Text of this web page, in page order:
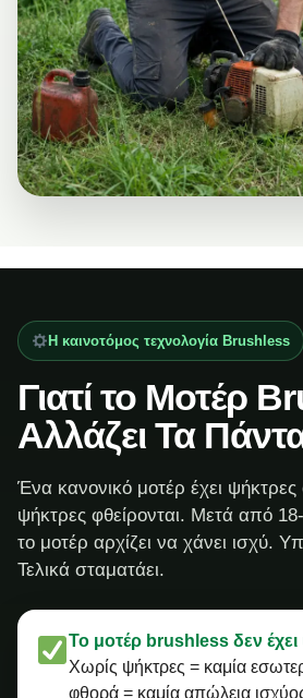
Η καινοτόμος τεχνολογία Brushless
Γιατί το Μοτέρ
Αλλάζει Τα
Ένα κανονικό μοτέρ έχει ψήκτρες
ψήκτρες φθείρονται. Μετά από
το μοτέρ αρχίζει να χάνει ισχύ.
Τελικά σταματάει.
Το μοτέρ brushless δεν έχει
Χωρίς ψήκτρες = καμία
φθορά = καμία απώλεια